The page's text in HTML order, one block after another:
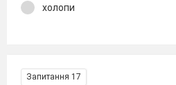
холопи
Запитання 17